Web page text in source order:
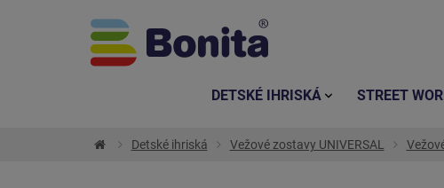
Detské ihriská Vežové zostavy UNIVERSAL
DETSKÉ IHRISKÁ STREET